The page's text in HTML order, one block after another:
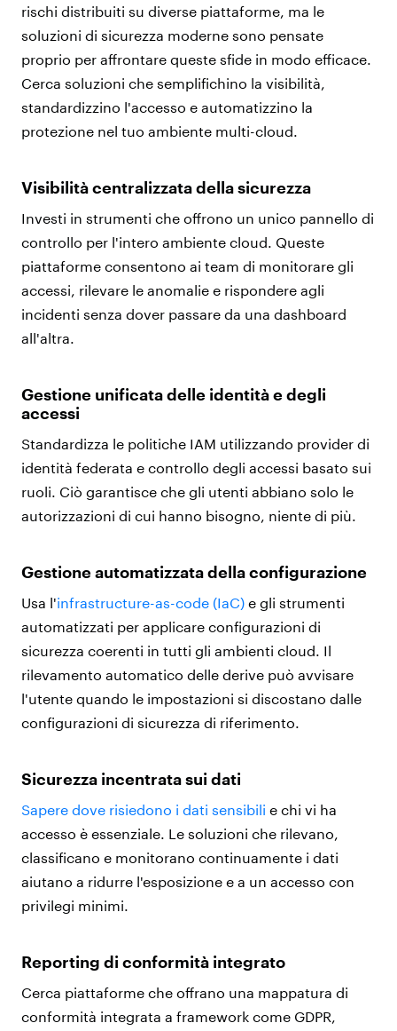
rischi distribuiti su diverse piattaforme, ma le
soluzioni di sicurezza moderne sono pensate
proprio per affrontare queste sfide in modo efficace.
Cerca soluzioni che semplifichino la visibilità,
standardizzino l'accesso e automatizzino la
protezione nel tuo ambiente multi-cloud.
Visibilità centralizzata della sicurezza
Investi in strumenti che offrono un unico pannello di
controllo per l'intero ambiente cloud. Queste
piattaforme consentono ai team di monitorare gli
accessi, rilevare le anomalie e rispondere agli
incidenti senza dover passare da una dashboard
all'altra.
Gestione unificata delle identità e degli
accessi
Standardizza le politiche IAM utilizzando provider di
identità federata e controllo degli accessi basato sui
ruoli. Ciò garantisce che gli utenti abbiano solo le
autorizzazioni di cui hanno bisogno, niente di più.
Gestione automatizzata della configurazione
Usa l'infrastructure-as-code (IaC) e gli strumenti
automatizzati per applicare configurazioni di
sicurezza coerenti in tutti gli ambienti cloud. Il
rilevamento automatico delle derive può avvisare
l'utente quando le impostazioni si discostano dalle
configurazioni di sicurezza di riferimento.
Sicurezza incentrata sui dati
Sapere dove risiedono i dati sensibili e chi vi ha
accesso è essenziale. Le soluzioni che rilevano,
classificano e monitorano continuamente i dati
aiutano a ridurre l'esposizione e a un accesso con
privilegi minimi.
Reporting di conformità integrato
Cerca piattaforme che offrano una mappatura di
conformità integrata a framework come GDPR,